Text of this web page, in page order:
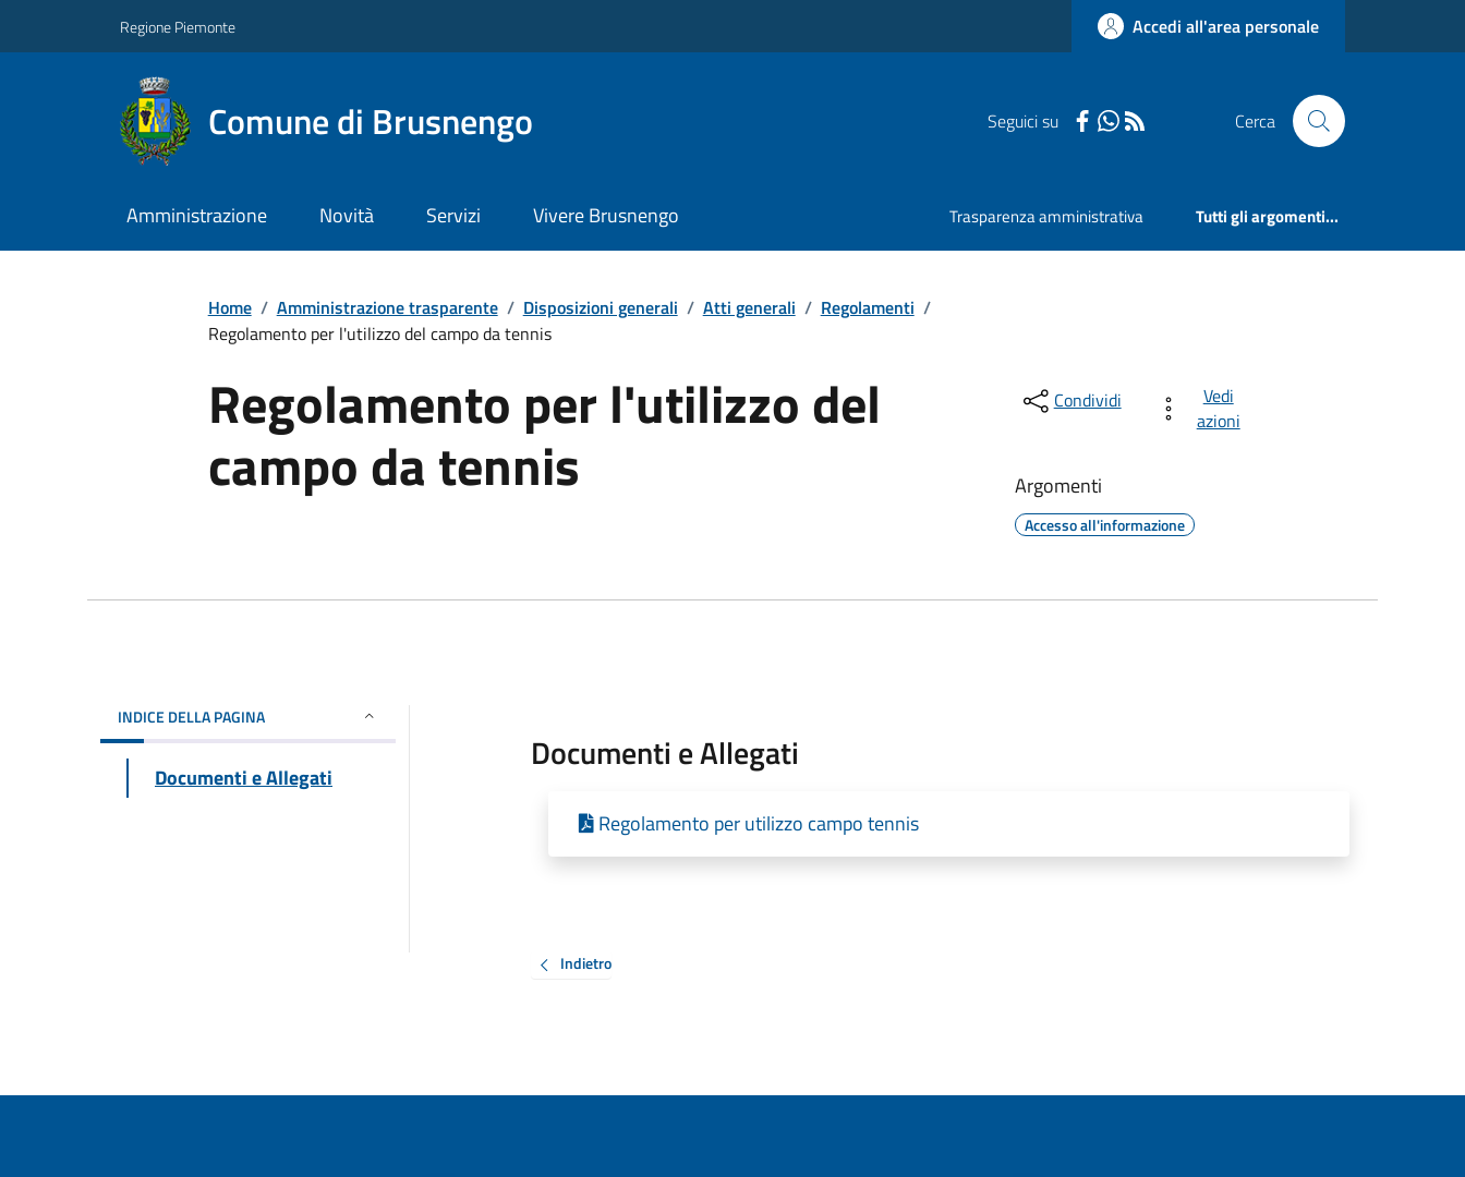
Regione Piemonte Accedi all'area personale
Comune di Brusnengo Seguici su Cerca
Amministrazione Novità Servizi Vivere Brusnengo Trasparenza amministrativa Tutti gli argomenti...
Home / Amministrazione trasparente / Disposizioni generali / Atti generali / Regolamenti /
Regolamento per l'utilizzo del campo da tennis
Regolamento per l'utilizzo del
campo da tennis
Condividi
Vedi
azioni
Argomenti
Accesso all'informazione
INDICE DELLA PAGINA
Documenti e Allegati
Documenti e Allegati
Regolamento per utilizzo campo tennis
Indietro